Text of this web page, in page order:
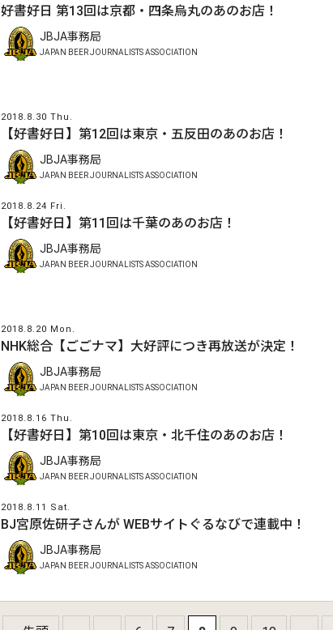
好書好日 第13回は京都・四条烏丸のあのお店！
JBJA事務局
JAPAN BEER JOURNALISTS ASSOCIATION
2018.8.30 Thu.
【好書好日】第12回は東京・五反田のあのお店！
JBJA事務局
JAPAN BEER JOURNALISTS ASSOCIATION
2018.8.24 Fri.
【好書好日】第11回は千葉のあのお店！
JBJA事務局
JAPAN BEER JOURNALISTS ASSOCIATION
2018.8.20 Mon.
NHK総合【ごごナマ】大好評につき再放送が決定！
JBJA事務局
JAPAN BEER JOURNALISTS ASSOCIATION
2018.8.16 Thu.
【好書好日】第10回は東京・北千住のあのお店！
JBJA事務局
JAPAN BEER JOURNALISTS ASSOCIATION
2018.8.11 Sat.
BJ宮原佐研子さんが WEBサイトぐるなびで連載中！
JBJA事務局
JAPAN BEER JOURNALISTS ASSOCIATION